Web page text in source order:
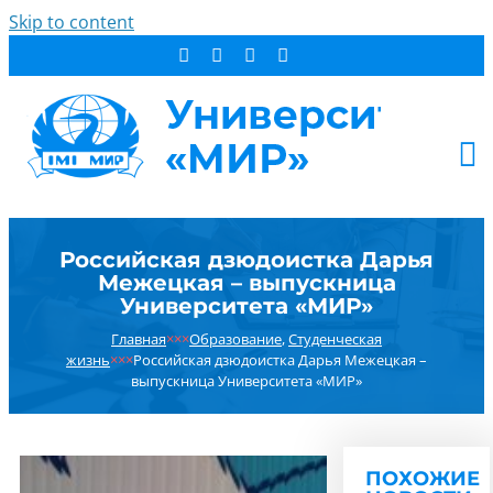
Skip to content
СТУДЕНТУ
ДОПОБРАЗОВАНИЕ
ОБ УНИВЕРСИТЕТЕ
НОВОСТИ
РЕЗУЛЬТАТ ПОИСКА:
Российская дзюдоистка Дарья
Межецкая – выпускница
Университета «МИР»
Главная×××Образование,Студенческая
жизнь×××Российская дзюдоистка Дарья Межецкая –
выпускница Университета «МИР»
ПОХОЖИЕ